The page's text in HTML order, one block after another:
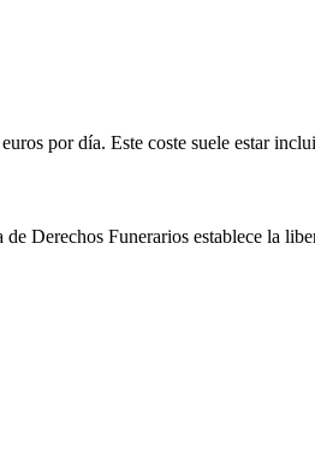
por día. Este coste suele estar
Derechos Funerarios establece la